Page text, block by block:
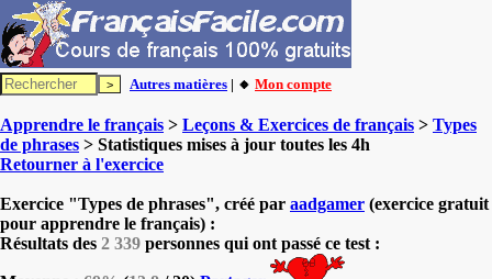
Autres matières | 🔸 Mon compte
Apprendre le français > Leçons & Exercices de français > Types
de phrases > Statistiques mises à jour toutes les 4h
Retourner à l'exercice
Exercice "Types de phrases", créé par aadgamer (exercice gratuit
pour apprendre le français) :
Résultats des 2 339 personnes qui ont passé ce test :